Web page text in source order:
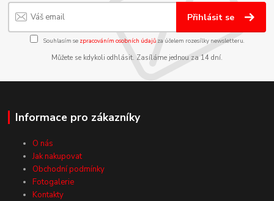
Přihlásit se
Souhlasím se zpracováním osobních údajůza účelem rozesílky newsletteru.
Můžete se kdykoli odhlásit. Zasíláme jednou za 14 dní.
Informace pro zákazníky
O nás
Jak nakupovat
Obchodní podmínky
Fotogalerie
Kontakty